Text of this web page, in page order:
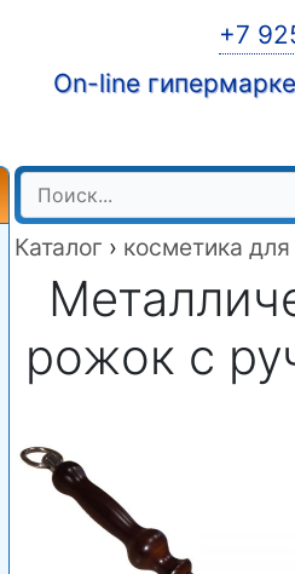
+7
On-line
Каталог › косметика
рожок с